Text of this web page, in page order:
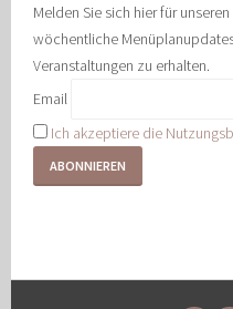
Melden Sie sich hier für
wöchentliche
Veranstaltungen zu erhalten.
Email
Ich akzeptiere die